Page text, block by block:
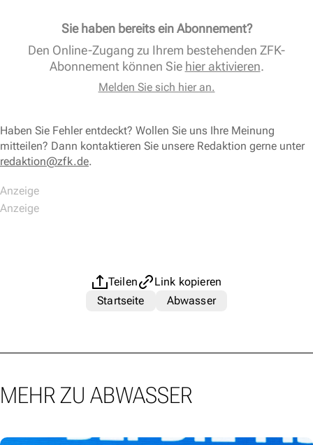
Sie haben bereits ein Abonnement?
Den Online-Zugang zu Ihrem bestehenden ZFK-
Abonnement können Sie hier aktivieren.
Melden Sie sich hier an.
Haben Sie Fehler entdeckt? Wollen Sie uns Ihre Meinung
mitteilen? Dann kontaktieren Sie unsere Redaktion gerne unter
redaktion@zfk.de.
Teilen
Link kopieren
Startseite
Abwasser
MEHR ZU ABWASSER